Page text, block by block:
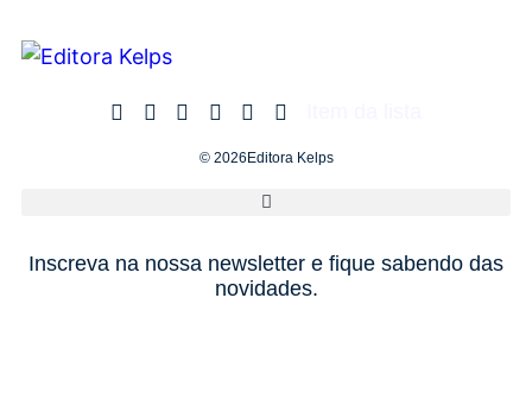
© 2026Editora Kelps
Inscreva na nossa newsletter e fique sabendo das
novidades.